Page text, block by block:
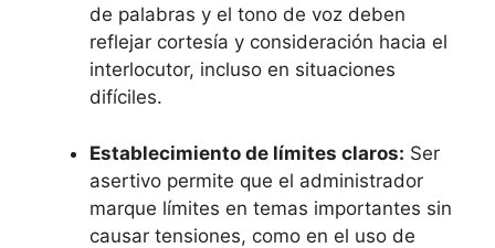
de palabras y el tono de voz deben
reflejar cortesía y consideración hacia el
interlocutor, incluso en situaciones
difíciles.
Establecimiento de límites claros: Ser
asertivo permite que el administrador
marque límites en temas importantes sin
causar tensiones, como en el uso de